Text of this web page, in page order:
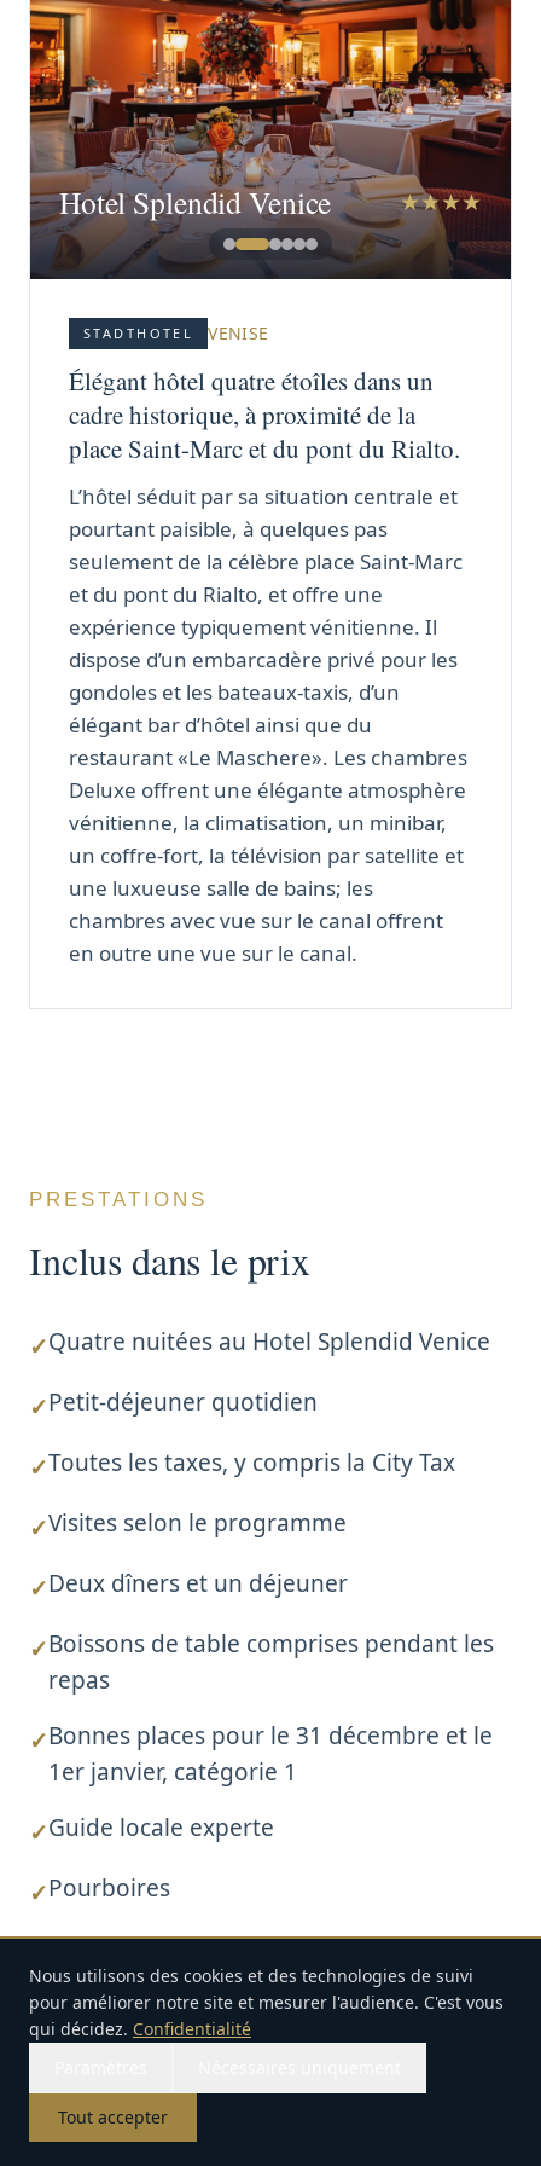
richement ornées et son atmosphère
unique.
Hotel Splendid Venice ★★★★
STADTHOTEL VENISE
Élégant hôtel quatre étoîles dans un
cadre historique, à proximité de la
place Saint-Marc et du pont du Rialto.
L’hôtel séduit par sa situation centrale et
pourtant paisible, à quelques pas
seulement de la célèbre place Saint-Marc
et du pont du Rialto, et offre une
expérience typiquement vénitienne. Il
dispose d’un embarcadère privé pour les
gondoles et les bateaux-taxis, d’un
élégant bar d’hôtel ainsi que du
restaurant «Le Maschere». Les chambres
Deluxe offrent une élégante atmosphère
vénitienne, la climatisation, un minibar,
un coffre-fort, la télévision par satellite et
une luxueuse salle de bains; les
chambres avec vue sur le canal offrent
en outre une vue sur le canal.
PRESTATIONS
Inclus dans le prix
✓Quatre nuitées au Hotel Splendid Venice
✓Petit-déjeuner quotidien
✓Toutes les taxes, y compris la City Tax
✓Visites selon le programme
✓Deux dîners et un déjeuner
✓Boissons de table comprises pendant les
repas
✓Bonnes places pour le 31 décembre et le
1er janvier, catégorie 1
✓Guide locale experte
✓Pourboires
Direction de voyage experte
Non inclus
–Voyage aller-retour individuel vers et depuis
Venise
Accueil Voyages
Nous utilisons des cookies et des technologies de suivi
pour améliorer notre site et mesurer l'audience. C'est vous
qui décidez. Confidentialité
Tout accepter